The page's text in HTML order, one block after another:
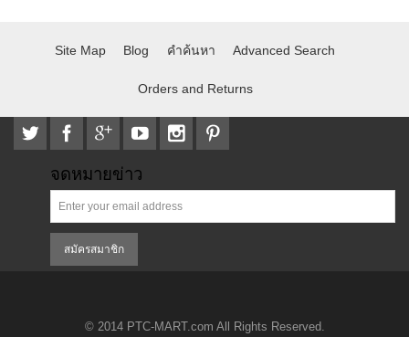
Site Map Blog คำค้นหา Advanced Search
Orders and Returns
จดหมายข่าว
สมัครสมาชิก
© 2014 PTC-MART.com All Rights Reserved.